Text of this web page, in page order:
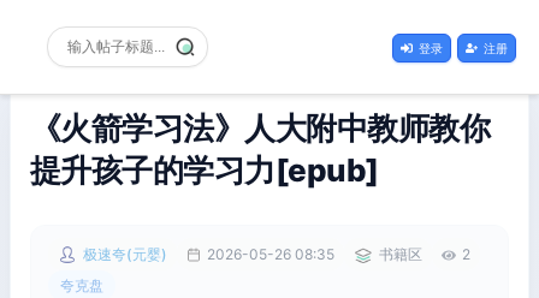
登录 注册
《火箭学习法》人大附中教师教你
提升孩子的学习力[epub]
极速夸(元婴) 2026-05-26 08:35 书籍区
2
夸克盘